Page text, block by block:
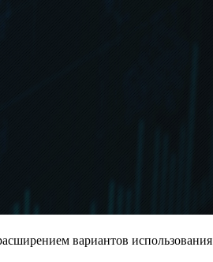
вариантов использования